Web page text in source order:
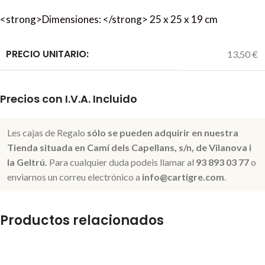
<strong>Dimensiones: </strong> 25 x 25 x 19 cm
PRECIO UNITARIO: 13,50 €
Precios con I.V.A. Incluido
Les cajas de Regalo sólo se pueden adquirir en nuestra
Tienda situada en Camí dels Capellans, s/n, de Vilanova i
la Geltrú. Para cualquier duda podeis llamar al 93 893 03 77o
enviarnos un correu electrónico a info@cartigre.com.
Productos relacionados